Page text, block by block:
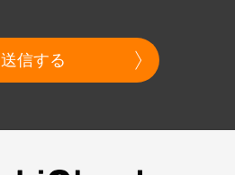
送信する